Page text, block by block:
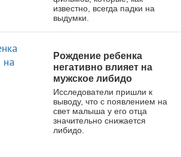
известно, всегда падки на
выдумки.
Рождение ребенка
негативно влияет на
мужское либидо
Исследователи пришли к
выводу, что с появлением на
свет малыша у его отца
значительно снижается
либидо.